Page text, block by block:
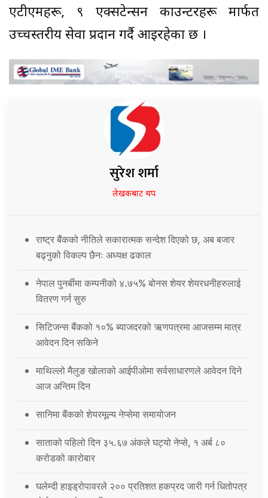
एटीएमहरू, ९ एक्सटेन्सन काउन्टरहरू मार्फत
उच्चस्तरीय सेवा प्रदान गर्दै आइरहेका छ ।
सुरेश शर्मा
लेखकबाट थप
राष्ट्र बैंकको नीतिले सकारात्मक सन्देश दिएको छ, अब बजार
बढ्नुको विकल्प छैनः अध्यक्ष ढकाल
नेपाल पुनर्बीमा कम्पनीको ४.७५% बोनस शेयर शेयरधनीहरुलाई
वितरण गर्न सुरु
सिटिजन्स बैंकको १०% ब्याजदरको ऋणपत्रमा आजसम्म मात्र
आवेदन दिन सकिने
माथिल्लो मैलुङ खोलाको आईपीओमा सर्वसाधारणले आवेदन दिने
आज अन्तिम दिन
सानिमा बैंकको शेयरमूल्य नेप्सेमा समायोजन
साताको पहिलो दिन ३५.६७ अंकले घट्यो नेप्से, १ अर्ब ८०
करोडको कारोबार
घलेम्दी हाइड्रोपावरले २०० प्रतिशत हकप्रद जारी गर्न धितोपत्र